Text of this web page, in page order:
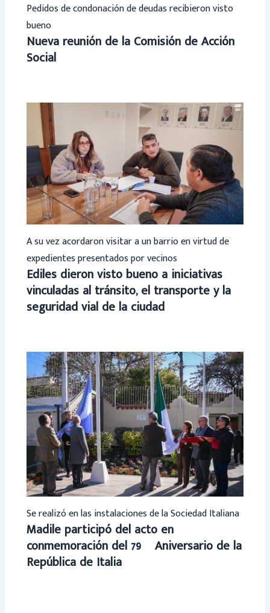
Pedidos de condonación de deudas recibieron visto
bueno
Nueva reunión de la Comisión de Acción
Social
A su vez acordaron visitar a un barrio en virtud de
expedientes presentados por vecinos
Ediles dieron visto bueno a iniciativas
vinculadas al tránsito, el transporte y la
seguridad vial de la ciudad
Se realizó en las instalaciones de la Sociedad Italiana
Madile participó del acto en
conmemoración del 79º Aniversario de la
República de Italia